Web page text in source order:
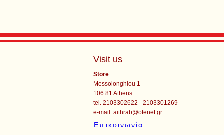
Visit us
Store
Messolonghiou 1
106 81 Athens
tel. 2103302622 - 2103301269
e-mail:aithrab@otenet.gr
Επικοινωνία